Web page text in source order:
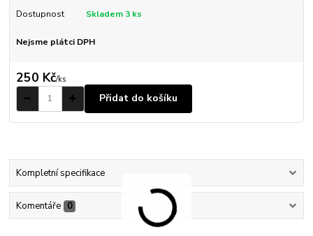
Dostupnost Skladem 3 ks
Nejsme plátci DPH
250 Kč/ks
Přidat do košíku
Kompletní specifikace
Komentáře 0